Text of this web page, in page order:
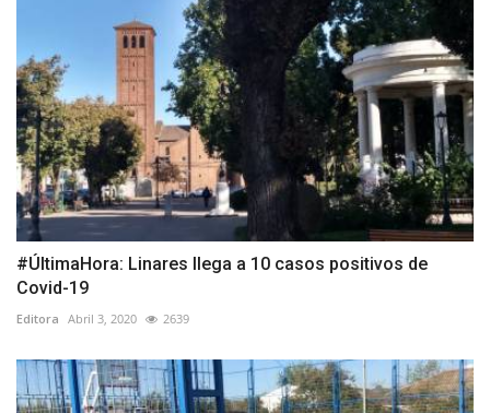
#ÚltimaHora: Linares llega a 10 casos positivos de
Covid-19
Editora Abril 3, 2020 2639